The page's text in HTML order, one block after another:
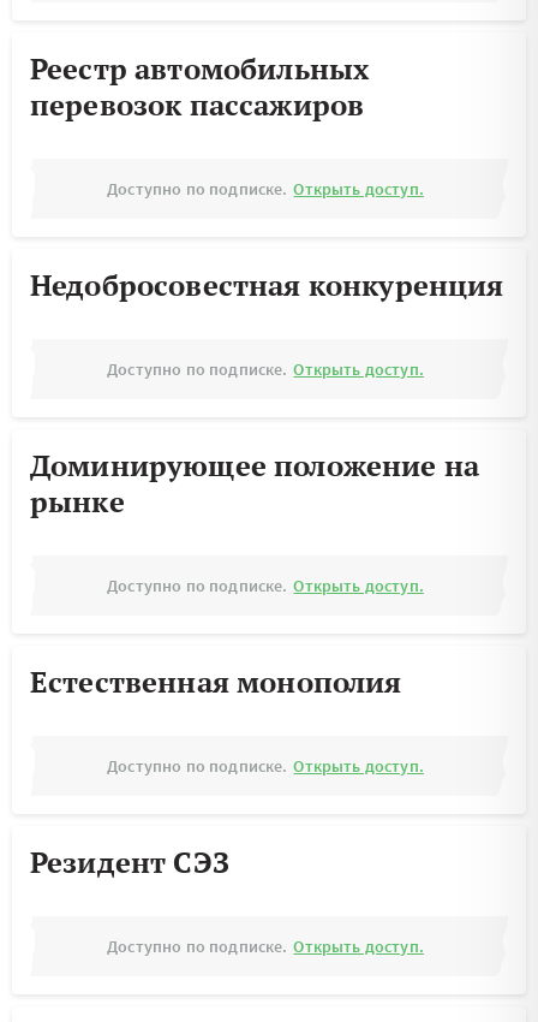
Реестр автомобильных
перевозок пассажиров
Доступно по подписке. Открыть доступ.
Недобросовестная конкуренция
Доступно по подписке. Открыть доступ.
Доминирующее положение на
рынке
Доступно по подписке. Открыть доступ.
Естественная монополия
Доступно по подписке. Открыть доступ.
Резидент СЭЗ
Доступно по подписке. Открыть доступ.